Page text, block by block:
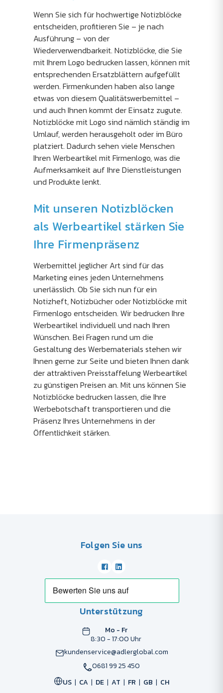
Wenn Sie sich für hochwertige Notizblöcke
entscheiden, profitieren Sie – je nach
Ausführung – von der
Wiederverwendbarkeit. Notizblöcke, die Sie
mit Ihrem Logo bedrucken lassen, können mit
entsprechenden Ersatzblättern aufgefüllt
werden. Firmenkunden haben also lange
etwas von diesem Qualitätswerbemittel –
und auch Ihnen kommt der Einsatz zugute.
Notizblöcke mit Logo sind nämlich ständig im
Umlauf, werden herausgeholt oder im Büro
platziert. Dadurch sehen viele Menschen
Ihren Werbeartikel mit Firmenlogo, was die
Aufmerksamkeit auf Ihre Dienstleistungen
und Produkte lenkt.
Mit unseren Notizblöcken
als Werbeartikel stärken Sie
Ihre Firmenpräsenz
Werbemittel jeglicher Art sind für das
Marketing eines jeden Unternehmens
unerlässlich. Ob Sie sich nun für ein
Notizheft, Notizbücher oder Notizblöcke mit
Firmenlogo entscheiden. Wir bedrucken Ihre
Werbeartikel individuell und nach Ihren
Wünschen. Bei Fragen rund um die
Gestaltung des Werbematerials stehen wir
Ihnen gerne zur Seite und bieten Ihnen dank
der attraktiven Preisstaffelung Werbeartikel
zu günstigen Preisen an. Mit uns können Sie
Notizblöcke bedrucken lassen, die Ihre
Werbebotschaft transportieren und die
Präsenz Ihres Unternehmens in der
Öffentlichkeit stärken.
Folgen Sie uns
Unterstützung
Mo - Fr
8:30 - 17:00 Uhr
kundenservice@adlerglobal.com
0681 99 25 450
US
CA DE AT FR GB CH